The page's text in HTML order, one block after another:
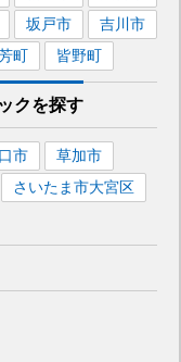
坂戸市
吉川市
町 皆野町
クを探す
市
草加市
さいたま市大宮区